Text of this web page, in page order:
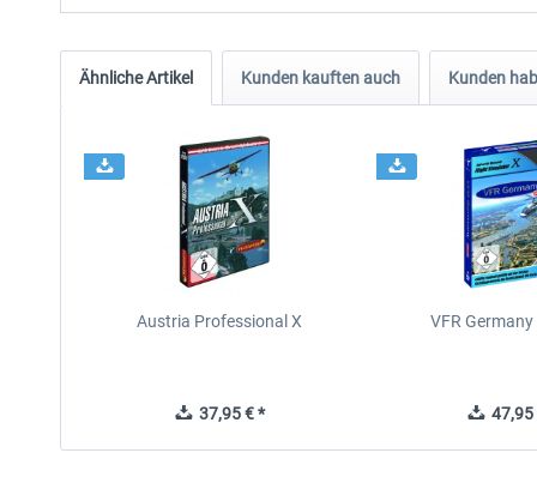
Ähnliche Artikel Kunden kauften auch Kunden
Austria Professional X
37,95 € *
VFR
47,95